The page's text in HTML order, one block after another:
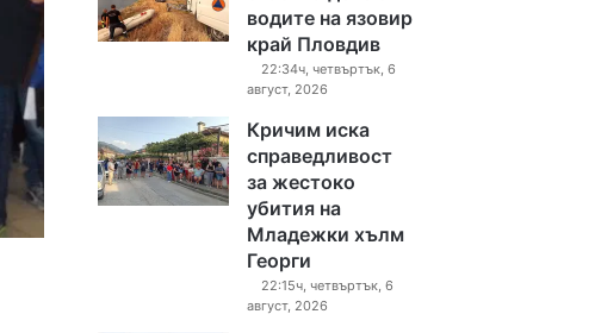
водите на язовир
край Пловдив
22:34ч, четвъртък, 6
август, 2026
Кричим иска
справедливост
за жестоко
убития на
Младежки хълм
Георги
22:15ч, четвъртък, 6
август, 2026